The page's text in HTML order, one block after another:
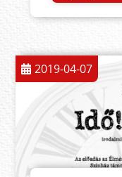
2019-04-07